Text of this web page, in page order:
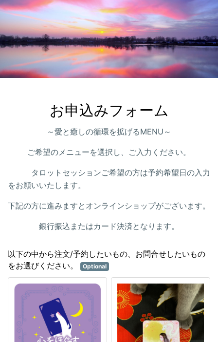
お申込みフォーム
～愛と癒しの循環を拡げるMENU～
ご希望のメニューを選択し、ご入力ください。
タロットセッションご希望の方は予約希望日の入力
をお願いいたします。
下記の方に進みますとオンラインショップがございます。
銀行振込またはカード決済となります。
以下の中から注文/予約したいもの、お問合せしたいもの
をお選びください。
Optional